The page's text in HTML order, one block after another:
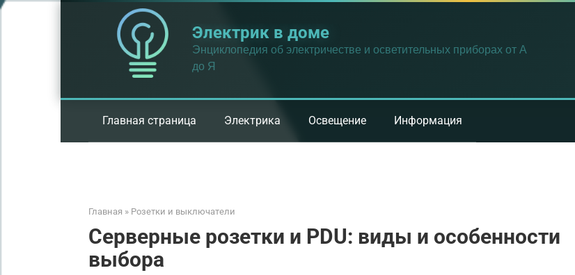
Перейти
Электрик в доме
Энциклопедия об электричестве и осветительных приборах от А
до Я
Главная страница Электрика Освещение Информация
Главная » Розетки и выключатели
Серверные розетки и PDU: виды и особенности
выбора